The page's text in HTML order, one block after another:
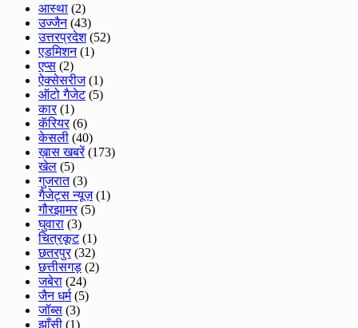
आस्था (2)
उज्जैन(43)
उत्तरप्रदेश(52)
एडमिशन(1)
एप्स (2)
ऐक्सेसरीज(1)
ऑटो गैजेट(5)
कार(1)
कॅरियर(6)
केसली (40)
ख़ास खबरें(173)
खेल (5)
गुजरात(3)
गैजेट्स न्यूज़(1)
गौरझामर(5)
घुवारा (3)
चित्रकूट(1)
छतरपुर(32)
छत्तीसगड़ (2)
जबेरा (24)
जैन धर्म(5)
जॉब्स (3)
झाँसी (1)